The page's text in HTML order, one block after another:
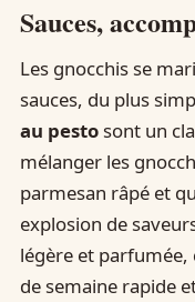
Sauces,
Les gnocchis se
sauces, du plus
au pestosont un
mélanger les
parmesan râpé et
explosion de
légère et
de semaine rapide